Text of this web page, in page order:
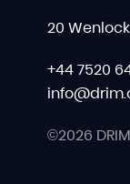
20
+44 7520
©2026